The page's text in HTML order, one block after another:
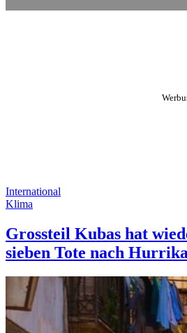
International
Klima
Grossteil Kubas hat
sieben Tote nach